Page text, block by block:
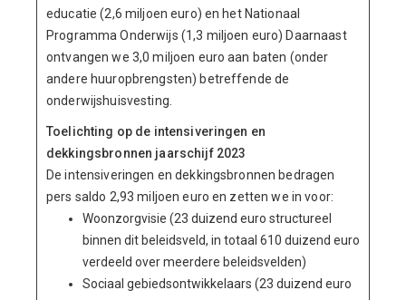
educatie (2,6 miljoen euro) en het Nationaal
Programma Onderwijs (1,3 miljoen euro) Daarnaast
ontvangen we 3,0 miljoen euro aan baten (onder
andere huuropbrengsten) betreffende de
onderwijshuisvesting.
Toelichting op de intensiveringen en
dekkingsbronnen jaarschijf 2023
De intensiveringen en dekkingsbronnen bedragen
pers saldo 2,93 miljoen euro en zetten we in voor:
Woonzorgvisie (23 duizend euro structureel
binnen dit beleidsveld, in totaal 610 duizend euro
verdeeld over meerdere beleidsvelden)
Sociaal gebiedsontwikkelaars (23 duizend euro